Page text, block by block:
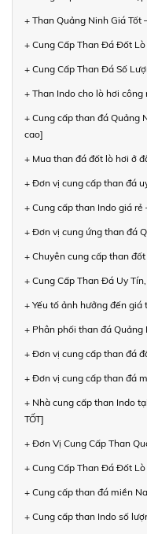
+ Than Quảng Ninh Giá Tốt
+ Cung Cấp Than Đá Đốt
+ Cung Cấp Than Đá Số
+ Than Indo cho lò hơi
+ Cung cấp than đá Quảng
cao]
+ Mua than đá đốt lò hơi ở
+ Đơn vị cung cấp than đá
+ Cung cấp than Indo giá
+ Đơn vị cung ứng than đá
+ Chuyên cung cấp than
+ Cung Cấp Than Đá Uy
+ Yếu tố ảnh hưởng đến
+ Phân phối than đá
+ Đơn vị cung cấp than đá
+ Đơn vị cung cấp than đá
+ Nhà cung cấp than Indo
TỐT]
+ Đơn Vị Cung Cấp Than
+ Cung Cấp Than Đá Đốt
+ Cung cấp than đá miền
+ Cung cấp than Indo số